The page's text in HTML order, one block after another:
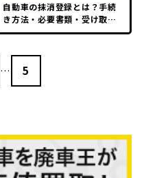
自動車の抹消登録とは？手続
き方法・必要書類・受け取れ
る還付金について
… 5